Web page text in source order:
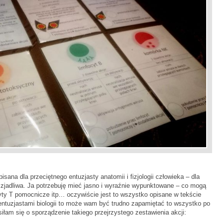
dla przeciętnego entuzjasty anatomii i fizjologii człowieka – dla
Ja potrzebuję mieć jasno i wyraźnie wypunktowane – co mogą
T pomocnicze itp… oczywiście jest to wszystko opisane w tekście
biologii to może wam być trudno zapamiętać to wszystko po
się o sporządzenie takiego przejrzystego zestawienia akcji: